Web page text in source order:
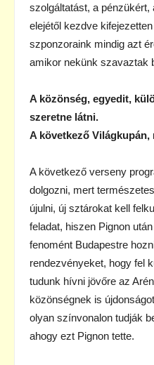
szolgáltatást, a
elejétől kezdve
szponzoraink mindig azt
amikor nekünk szavaztak
A közönség, egyedit,
szeretne látni.
A következő
A következő verseny
dolgozni, mert
újulni, új sztárokat kell
feladat, hiszen Pignon
fenomént Budapestre
rendezvényeket, hogy fel
tudunk hívni jövőre az
közönségnek is
olyan színvonalon tudják
ahogy ezt Pignon tette.